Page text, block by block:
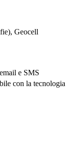
Geocell
e SMS
con la tecnologia